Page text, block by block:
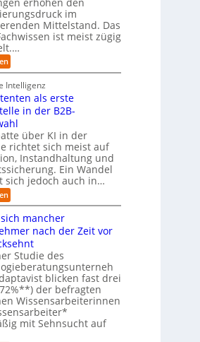
c
h
e
n
e
-
G
e
f
a
h
h
e
r
(
u
n
d
u
n
e
q
u
e
m
e
r
)
B
l
i
k
a
u
K
I
-
A
g
e
n
t
im
Mittelstand. Das
ist meist zügig
:
L
e
r
n
e
n
m
u
s
s
a
u
c
h
A
b
l
u
f
e
v
e
r
ä
n
d
Intelligenz
als erste
in der B2B-
über KI in der
richtet sich meist auf
Instandhaltung und
Ein Wandel
sich jedoch auch in…
:
K
I
-
A
s
s
i
s
t
e
n
t
e
n
mancher
nach der Zeit vor
Studie des
blicken fast drei
der befragten
Wissensarbeiterinnen
mit Sehnsucht auf